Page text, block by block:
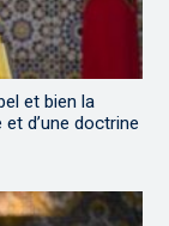
et bien la
d’une doctrine